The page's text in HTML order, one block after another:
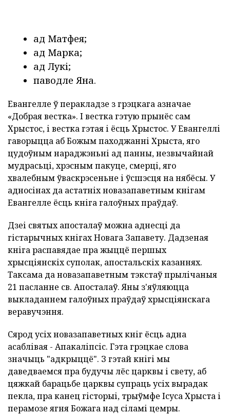
ад Матфея;
ад Марка;
ад Лукі;
паводле Яна.
Евангелле ў перакладзе з грэцкага азначае
«Добрая вестка». І вестка гэтую прынёс сам
Хрыстос, і вестка гэтая і ёсць Хрыстос. У Евангеллі
гаворыцца аб Божым паходжанні Хрыста, яго
цудоўным нараджэньні ад панны, незвычайнай
мудрасьці, хрэсным пакуце, смерці, яго
хвалебным ўваскрэсеньне і ўсшэсця на нябёсы. У
адносінах да астатніх новазапаветным кнігам
Евангелле ёсць кніга галоўных праўдаў.
Дзеі святых апосталаў можна аднесці да
гістарычных кнігах Новага Запавету. Дадзеная
кніга распавядае пра жыццё першых
хрысціянскіх суполак, апостальскіх казаннях.
Таксама да новазапаветным тэкстаў прылічаныя
21 пасланне св. Апосталаў. Яны з'яўляюцца
выкладаннем галоўных праўдаў хрысціянскага
веравучэння.
Сярод усіх новазапаветных кніг ёсць адна
асаблівая - Апакаліпсіс. Гэта грэцкае слова
значыць "адкрыццё". З гэтай кнігі мы
даведваемся пра будучы лёс царквы і свету, аб
цяжкай барацьбе царквы супраць усіх вырадак
пекла, пра канец гісторыі, трыўмфе Ісуса Хрыста і
перамозе ягня Божага над сіламі цемры.